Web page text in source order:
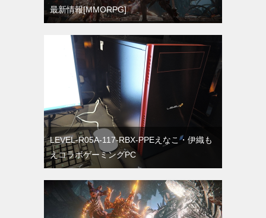
最新情報[MMORPG]
LEVEL-R05A-117-RBX-PPEえなこ・伊織も
えコラボゲーミングPC